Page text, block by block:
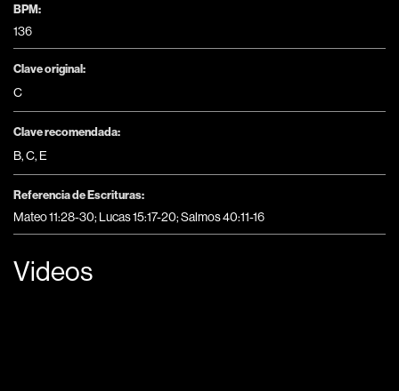
BPM:
136
Clave original:
C
Clave recomendada:
B,C, E
Referencia de Escrituras:
Mateo 11:28-30; Lucas 15:17-20; Salmos 40:11-16
Videos